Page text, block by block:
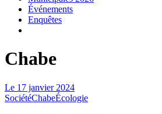
Événements
Enquêtes
Chabe
Le 17 janvier 2024
SociétéChabeÉcologie